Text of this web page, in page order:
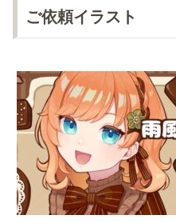
ご依頼イラスト